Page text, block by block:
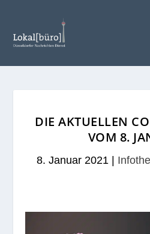
DIE AKTUELLEN
VOM 8.
8. Januar 2021